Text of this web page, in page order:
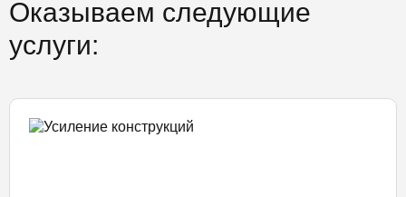
Оказываем следующие
услуги: